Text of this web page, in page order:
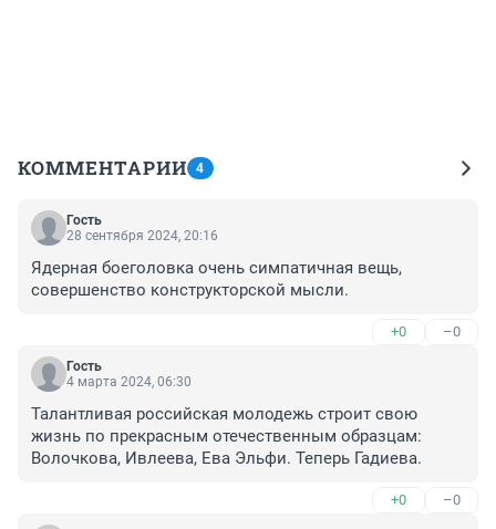
КОММЕНТАРИИ 4
Гость
28 сентября 2024, 20:16
Ядерная боеголовка очень симпатичная вещь,
совершенство конструкторской мысли.
+0 –0
Гость
4 марта 2024, 06:30
Талантливая российская молодежь строит свою
жизнь по прекрасным отечественным образцам:
Волочкова, Ивлеева, Ева Эльфи. Теперь Гадиева.
+0 –0